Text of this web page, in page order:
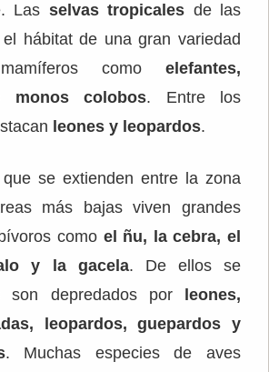
Las selvas tropicales de las
hábitat de una gran variedad
como elefantes,
monos colobos. Entre los
leones y leopardos.
se extienden entre la zona
más bajas viven grandes
como el ñu, la cebra, el
y la gacela. De ellos se
son depredados por
leones,
leopardos, guepardos y
. Muchas especies de aves